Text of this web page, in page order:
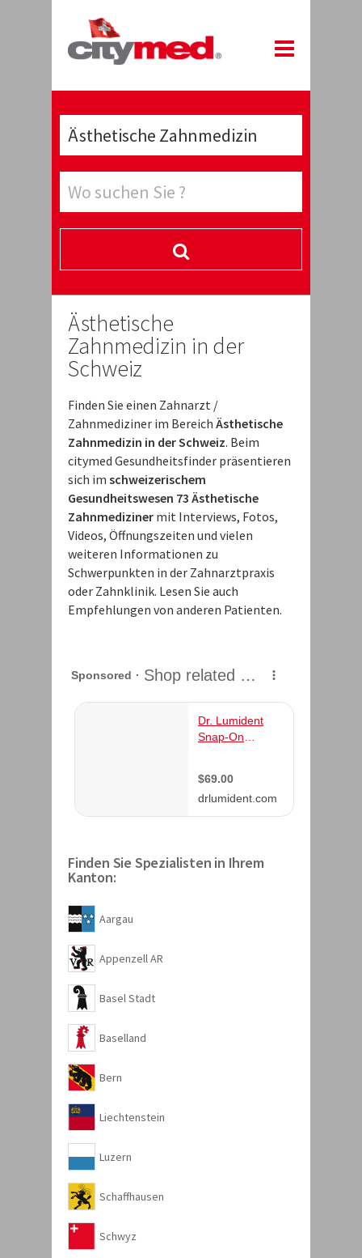
Ästhetische
Zahnmedizin in der
Schweiz
Finden Sie einen Zahnarzt /
Zahnmediziner im Bereich Ästhetische
Zahnmedizin in der Schweiz. Beim
citymed Gesundheitsfinder präsentieren
sich im schweizerischem
Gesundheitswesen 73 Ästhetische
Zahnmediziner mit Interviews, Fotos,
Videos, Öffnungszeiten und vielen
weiteren Informationen zu
Schwerpunkten in der Zahnarztpraxis
oder Zahnklinik. Lesen Sie auch
Empfehlungen von anderen Patienten.
Finden Sie Spezialisten in Ihrem
Kanton:
Aargau
Appenzell AR
Basel Stadt
Baselland
Bern
Liechtenstein
Luzern
Schaffhausen
Schwyz